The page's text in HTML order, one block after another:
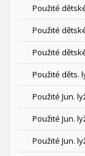
Použité
Použité
Použité
Použité děts.
Použité Jun.
Použité Jun.
Použité Jun.